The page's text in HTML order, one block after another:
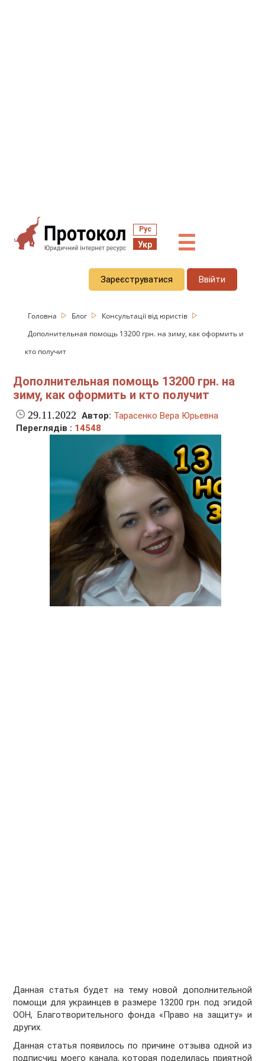
Рус
Укр ☰
Зареєструватися Ввійти
Головна Блог
Консультації від юристів
Дополнительная помощь 13200 грн. на зиму, как оформить и
кто получит
Дополнительная помощь 13200 грн. на
зиму, как оформить и кто получит
29.11.2022 Автор: Тарасенко Вера Юрьевна
Переглядів : 14548
Данная статья будет на тему новой дополнительной
помощи для украинцев в размере 13200 грн. под эгидой
ООН, Благотворительного фонда «Право на защиту» и
других.
Данная статья появилось по причине отзыва одной из
подписчиц моего канала, которая поделилась приятной